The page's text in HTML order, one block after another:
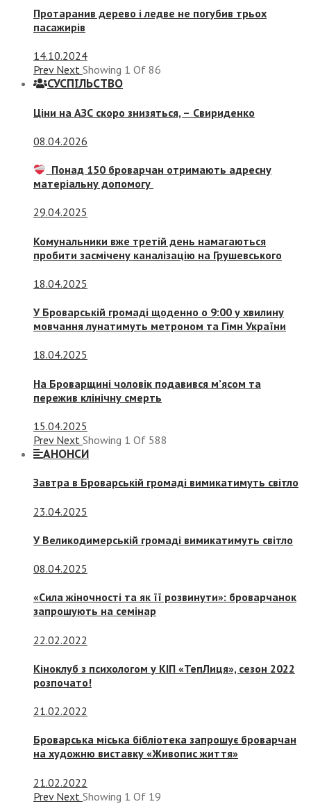
Протаранив дерево і ледве не погубив трьох
пасажирів
14.10.2024
Prev Next Showing 1 Of 86
СУСПIЛЬСТВО
Ціни на АЗС скоро знизяться, – Свириденко
08.04.2026
Понад 150 броварчан отримають адресну
матеріальну допомогу
29.04.2025
Комунальники вже третій день намагаються
пробити засмічену каналізацію на Грушевського
18.04.2025
У Броварській громаді щоденно о 9:00 у хвилину
мовчання лунатимуть метроном та Гімн України
18.04.2025
На Броварщині чоловік подавився м’ясом та
пережив клінічну смерть
15.04.2025
Prev Next Showing 1 Of 588
АНОНСИ
Завтра в Броварській громаді вимикатимуть світло
23.04.2025
У Великодимерській громаді вимикатимуть світло
08.04.2025
«Сила жіночності та як її розвинути»: броварчанок
запрошують на семінар
22.02.2022
Кіноклуб з психологом у КІП «ТепЛиця», сезон 2022
розпочато!
21.02.2022
Броварська міська бібліотека запрошує броварчан
на художню виставку «Живопис життя»
21.02.2022
Prev Next Showing 1 Of 19